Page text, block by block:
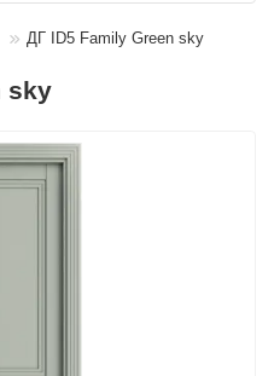
ДГ ID5 Family Green sky
sky